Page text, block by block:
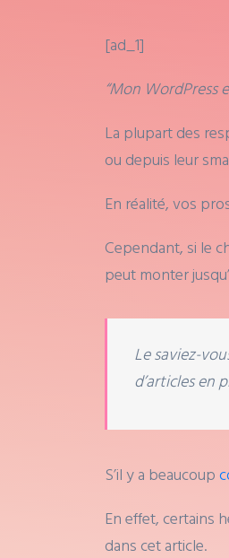
[ad_1]
“Mon WordPress
La plupart des
ou depuis leur
En réalité, vos
Cependant, si le
peut monter
Le saviez-
d’articles en
S’il y a beaucoup
En effet, certains
dans cet article.